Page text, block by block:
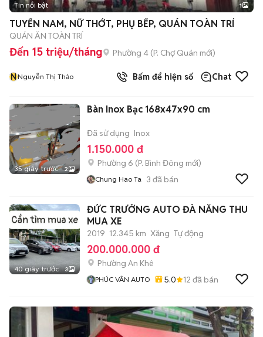
Tin nổi bật 1
TUYỂN NAM, NỮ THỚT, PHỤ BẾP, QUÁN TOÀN TRÍ
QUÁN ĂN TOÀN TRÍ
Đến 15 triệu/tháng Phường 4 (P. Chợ Quán mới)
NNguyễn Thị Thảo Bấm để hiện số Chat
35 giây trước 2
Bàn Inox Bạc 168x47x90 cm
Đã sử dụng Inox
1.150.000 đ
Phường 6 (P. Bình Đông mới)
Chung Hao Ta 3 đã bán
40 giây trước 3
ĐỨC TRƯỞNG AUTO ĐÀ NẴNG THU
MUA XE
2019 12.345 km Xăng Tự động
200.000.000 đ
Phường An Khê
PHÚC VÂN AUTO 5.0 12 đã bán